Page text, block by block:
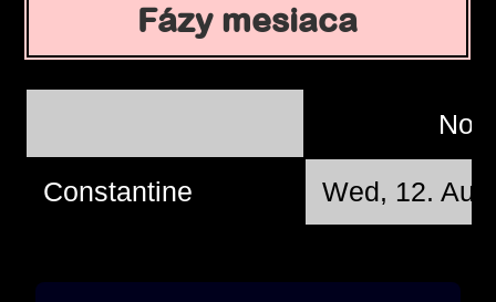
Fázy mesiaca
Nov
Constantine Wed, 12.